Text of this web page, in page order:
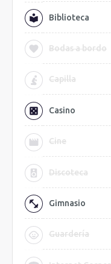
Biblioteca
Bodas a bordo
Capilla
Casino
Cine
Discoteca
Gimnasio
Guardería